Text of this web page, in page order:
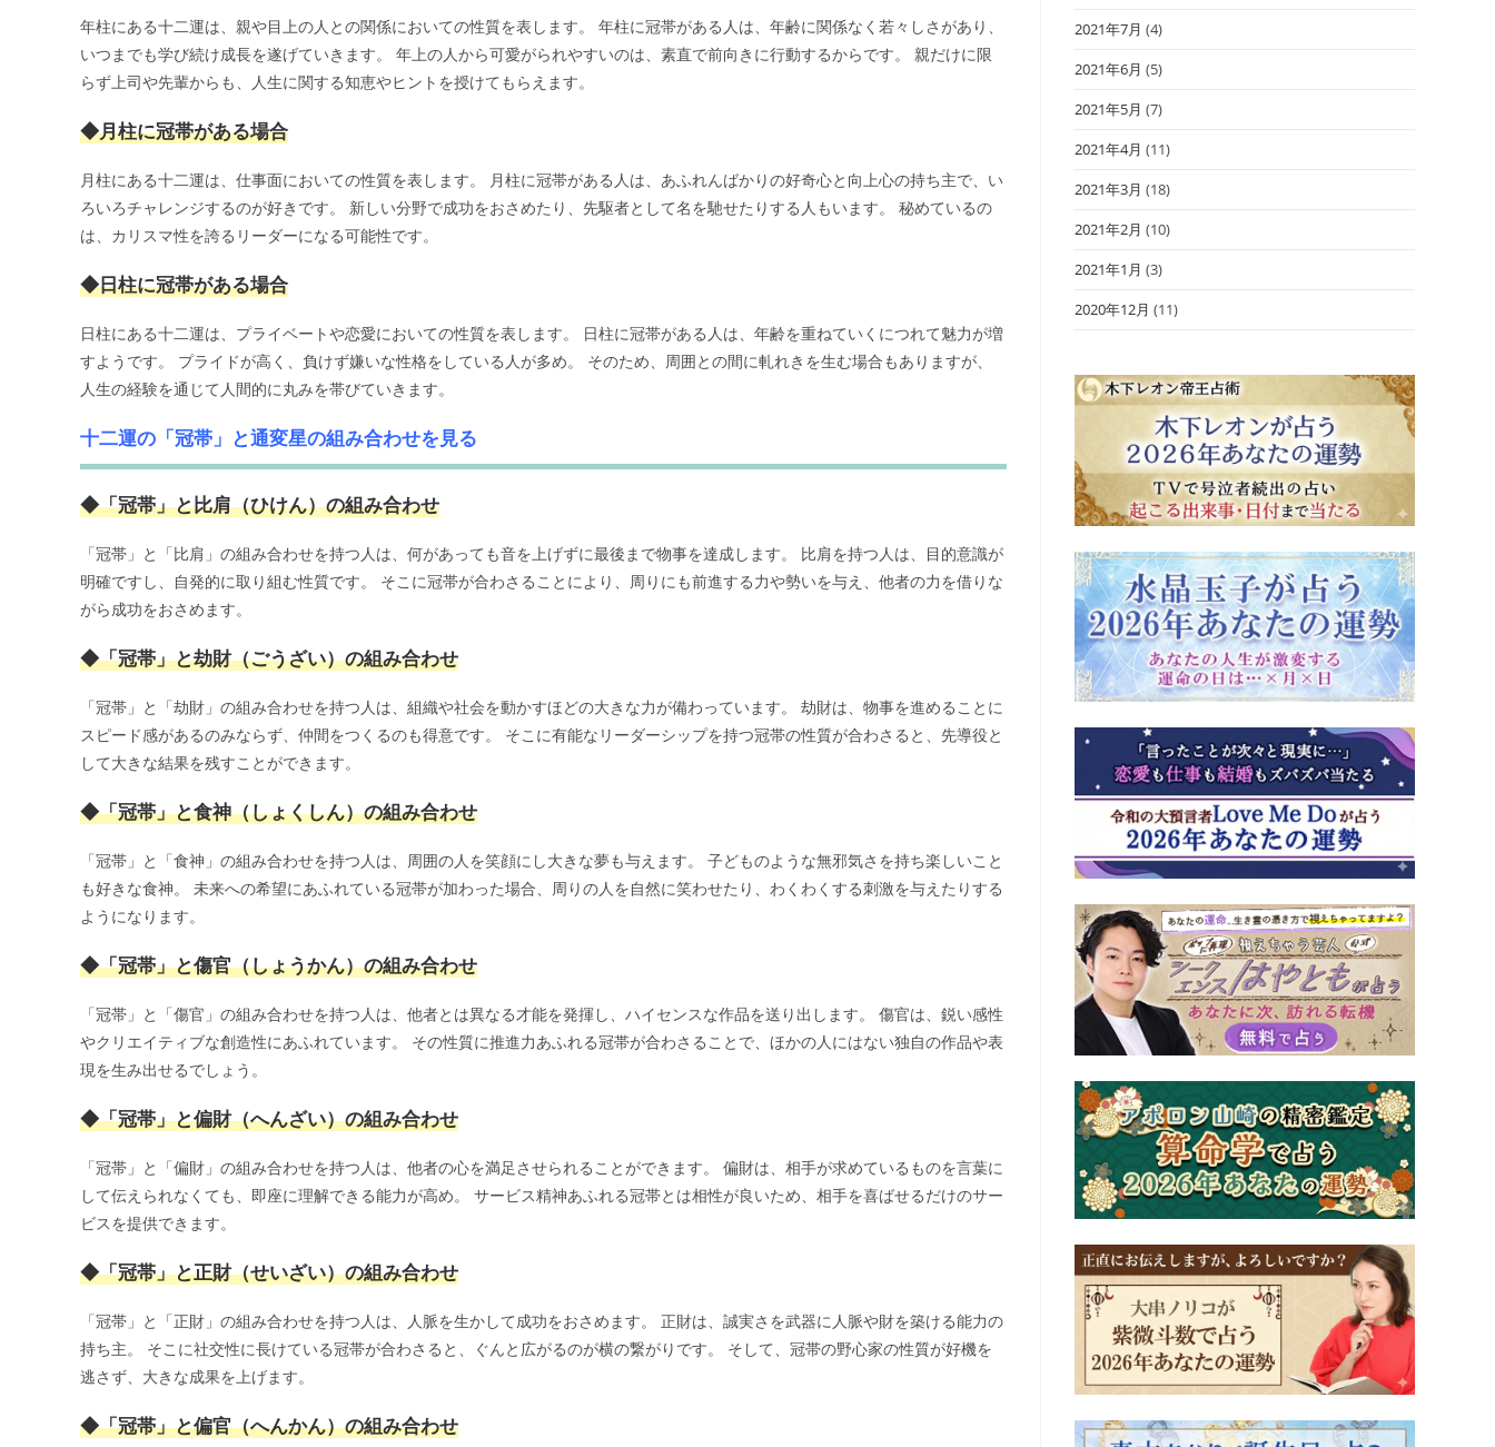
年柱にある十二運は、親や目上の人との関係においての性質を表します。 年柱に冠帯がある人は、年齢に関係なく若々しさがあり、
いつまでも学び続け成長を遂げていきます。 年上の人から可愛がられやすいのは、素直で前向きに行動するからです。 親だけに限
らず上司や先輩からも、人生に関する知恵やヒントを授けてもらえます。
◆月柱に冠帯がある場合
月柱にある十二運は、仕事面においての性質を表します。 月柱に冠帯がある人は、あふれんばかりの好奇心と向上心の持ち主で、い
ろいろチャレンジするのが好きです。 新しい分野で成功をおさめたり、先駆者として名を馳せたりする人もいます。 秘めているの
は、カリスマ性を誇るリーダーになる可能性です。
◆日柱に冠帯がある場合
日柱にある十二運は、プライベートや恋愛においての性質を表します。 日柱に冠帯がある人は、年齢を重ねていくにつれて魅力が増
すようです。 プライドが高く、負けず嫌いな性格をしている人が多め。 そのため、周囲との間に軋れきを生む場合もありますが、
人生の経験を通じて人間的に丸みを帯びていきます。
十二運の「冠帯」と通変星の組み合わせを見る
◆「冠帯」と比肩（ひけん）の組み合わせ
「冠帯」と「比肩」の組み合わせを持つ人は、何があっても音を上げずに最後まで物事を達成します。 比肩を持つ人は、目的意識が
明確ですし、自発的に取り組む性質です。 そこに冠帯が合わさることにより、周りにも前進する力や勢いを与え、他者の力を借りな
がら成功をおさめます。
◆「冠帯」と劫財（ごうざい）の組み合わせ
「冠帯」と「劫財」の組み合わせを持つ人は、組織や社会を動かすほどの大きな力が備わっています。 劫財は、物事を進めることに
スピード感があるのみならず、仲間をつくるのも得意です。 そこに有能なリーダーシップを持つ冠帯の性質が合わさると、先導役と
して大きな結果を残すことができます。
◆「冠帯」と食神（しょくしん）の組み合わせ
「冠帯」と「食神」の組み合わせを持つ人は、周囲の人を笑顔にし大きな夢も与えます。 子どものような無邪気さを持ち楽しいこと
も好きな食神。 未来への希望にあふれている冠帯が加わった場合、周りの人を自然に笑わせたり、わくわくする刺激を与えたりする
ようになります。
◆「冠帯」と傷官（しょうかん）の組み合わせ
「冠帯」と「傷官」の組み合わせを持つ人は、他者とは異なる才能を発揮し、ハイセンスな作品を送り出します。 傷官は、鋭い感性
やクリエイティブな創造性にあふれています。 その性質に推進力あふれる冠帯が合わさることで、ほかの人にはない独自の作品や表
現を生み出せるでしょう。
◆「冠帯」と偏財（へんざい）の組み合わせ
「冠帯」と「偏財」の組み合わせを持つ人は、他者の心を満足させられることができます。 偏財は、相手が求めているものを言葉に
して伝えられなくても、即座に理解できる能力が高め。 サービス精神あふれる冠帯とは相性が良いため、相手を喜ばせるだけのサー
ビスを提供できます。
◆「冠帯」と正財（せいざい）の組み合わせ
「冠帯」と「正財」の組み合わせを持つ人は、人脈を生かして成功をおさめます。 正財は、誠実さを武器に人脈や財を築ける能力の
持ち主。 そこに社交性に長けている冠帯が合わさると、ぐんと広がるのが横の繋がりです。 そして、冠帯の野心家の性質が好機を
逃さず、大きな成果を上げます。
◆「冠帯」と偏官（へんかん）の組み合わせ
2021年7月 (4)
2021年6月 (5)
2021年5月 (7)
2021年4月 (11)
2021年3月 (18)
2021年2月 (10)
2021年1月 (3)
2020年12月 (11)